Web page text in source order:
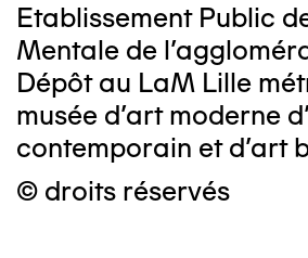
Etablissement Public
Mentale de
Dépôt au LaM Lille
musée d’art moderne
contemporain et d’art
© droits réservés